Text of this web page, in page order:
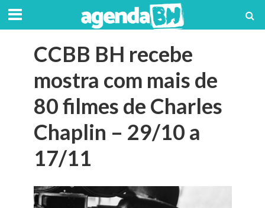
CCBB BH recebe
mostra com mais de
80 filmes de Charles
Chaplin – 29/10 a
17/11